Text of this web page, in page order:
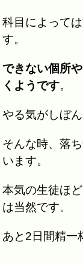
科目によって
す。
できない個所
くようです。
やる気がしぼ
そんな時、落
います。
本気の生徒ほ
は当然です。
あと2日間精一